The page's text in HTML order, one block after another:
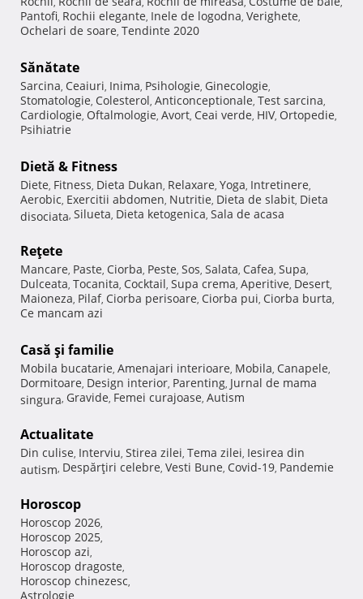
Pantofi, Rochii elegante, Inele de logodna, Verighete,
Ochelari de soare, Tendinte 2020
Sănătate
Sarcina, Ceaiuri, Inima, Psihologie, Ginecologie,
Stomatologie, Colesterol, Anticonceptionale, Test sarcina,
Cardiologie, Oftalmologie, Avort, Ceai verde, HIV, Ortopedie,
Psihiatrie
Dietă & Fitness
Diete, Fitness, Dieta Dukan, Relaxare, Yoga, Intretinere,
Aerobic, Exercitii abdomen, Nutritie, Dieta de slabit, Dieta
disociata, Silueta, Dieta ketogenica, Sala de acasa
Reţete
Mancare, Paste, Ciorba, Peste, Sos, Salata, Cafea, Supa,
Dulceata, Tocanita, Cocktail, Supa crema, Aperitive, Desert,
Maioneza, Pilaf, Ciorba perisoare, Ciorba pui, Ciorba burta,
Ce mancam azi
Casă şi familie
Mobila bucatarie, Amenajari interioare, Mobila, Canapele,
Dormitoare, Design interior, Parenting, Jurnal de mama
singura, Gravide, Femei curajoase, Autism
Actualitate
Din culise, Interviu, Stirea zilei, Tema zilei, Iesirea din
autism, Despărţiri celebre, Vesti Bune, Covid-19, Pandemie
Horoscop
Horoscop 2026,
Horoscop 2025,
Horoscop azi,
Horoscop dragoste,
Horoscop chinezesc,
Astrologie